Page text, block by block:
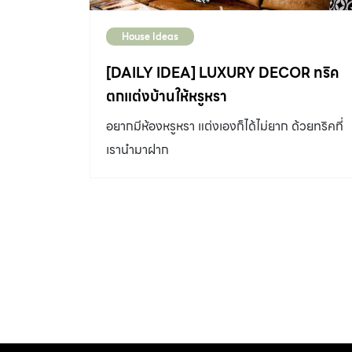
House Ideas
[DAILY IDEA] LUXURY DECOR ทริค
ตกแต่งบ้านให้หรูหรา
อยากมีห้องหรูหรา แต่งเองก็ได้ไม่ยาก ด้วยทริคที่
เรานำมาฝาก